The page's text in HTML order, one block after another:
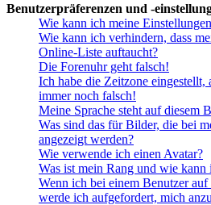
Benutzerpräferenzen und -
Wie kann ich meine
Wie kann ich verhindern, dass
Online-Liste auftaucht?
Die Forenuhr geht falsch!
Ich habe die Zeitzone eingestellt,
immer noch falsch!
Meine Sprache steht auf diesem
Was sind das für Bilder, die bei
angezeigt werden?
Wie verwende ich einen Avatar?
Was ist mein Rang und wie kann
Wenn ich bei einem Benutzer
werde ich aufgefordert, mich